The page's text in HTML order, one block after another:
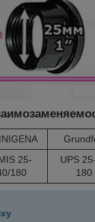
25-
180
UPS
180